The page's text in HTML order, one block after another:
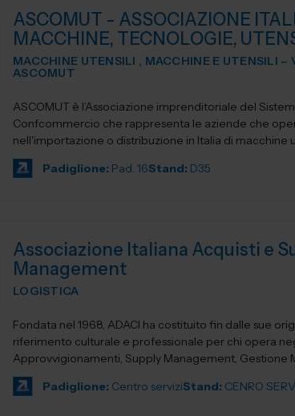
ASCOMUT - ASSOCIAZIONE
MACCHINE, TECNOLOGIE,
MACCHINE UTENSILI , MACCHINE E UTENSILI –
ASCOMUT
ASCOMUT è l’Associazione imprenditoriale del
Confcommercio che rappresenta le aziende che
nell'importazione o distribuzione in Italia di macchine
utensileri...
Padiglione: Pad. 16Stand: D35
Associazione Italiana Acquisti e
Management
LOGISTICA
Fondata nel 1968, ADACI ha costituito fin dalle sue
riferimento culturale e professionale per chi opera
Approvvigionamenti, Supply Management, Gestione
Logistica e...
Padiglione: Centro serviziStand: CENRO